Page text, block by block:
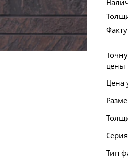
цены
Цена
Тип